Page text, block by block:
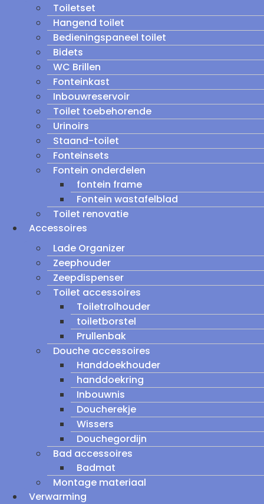
Toiletset
Hangend toilet
Bedieningspaneel toilet
Bidets
WC Brillen
Fonteinkast
Inbouwreservoir
Toilet toebehorende
Urinoirs
Staand-toilet
Fonteinsets
Fontein onderdelen
fontein frame
Fontein wastafelblad
Toilet renovatie
Accessoires
Lade Organizer
Zeephouder
Zeepdispenser
Toilet accessoires
Toiletrolhouder
toiletborstel
Prullenbak
Douche accessoires
Handdoekhouder
handdoekring
Inbouwnis
Doucherekje
Wissers
Douchegordijn
Bad accessoires
Badmat
Montage materiaal
Verwarming